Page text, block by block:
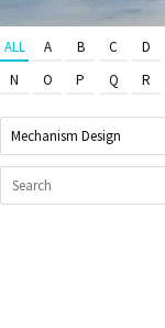
ALL A B C D
N
O P Q R